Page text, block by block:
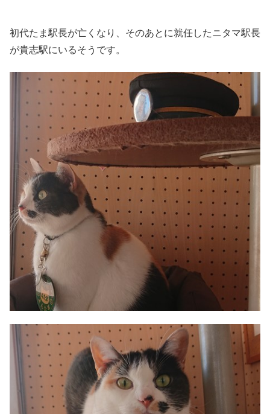
初代たま駅長が亡くなり、そのあとに就任したニタマ駅長
が貴志駅にいるそうです。